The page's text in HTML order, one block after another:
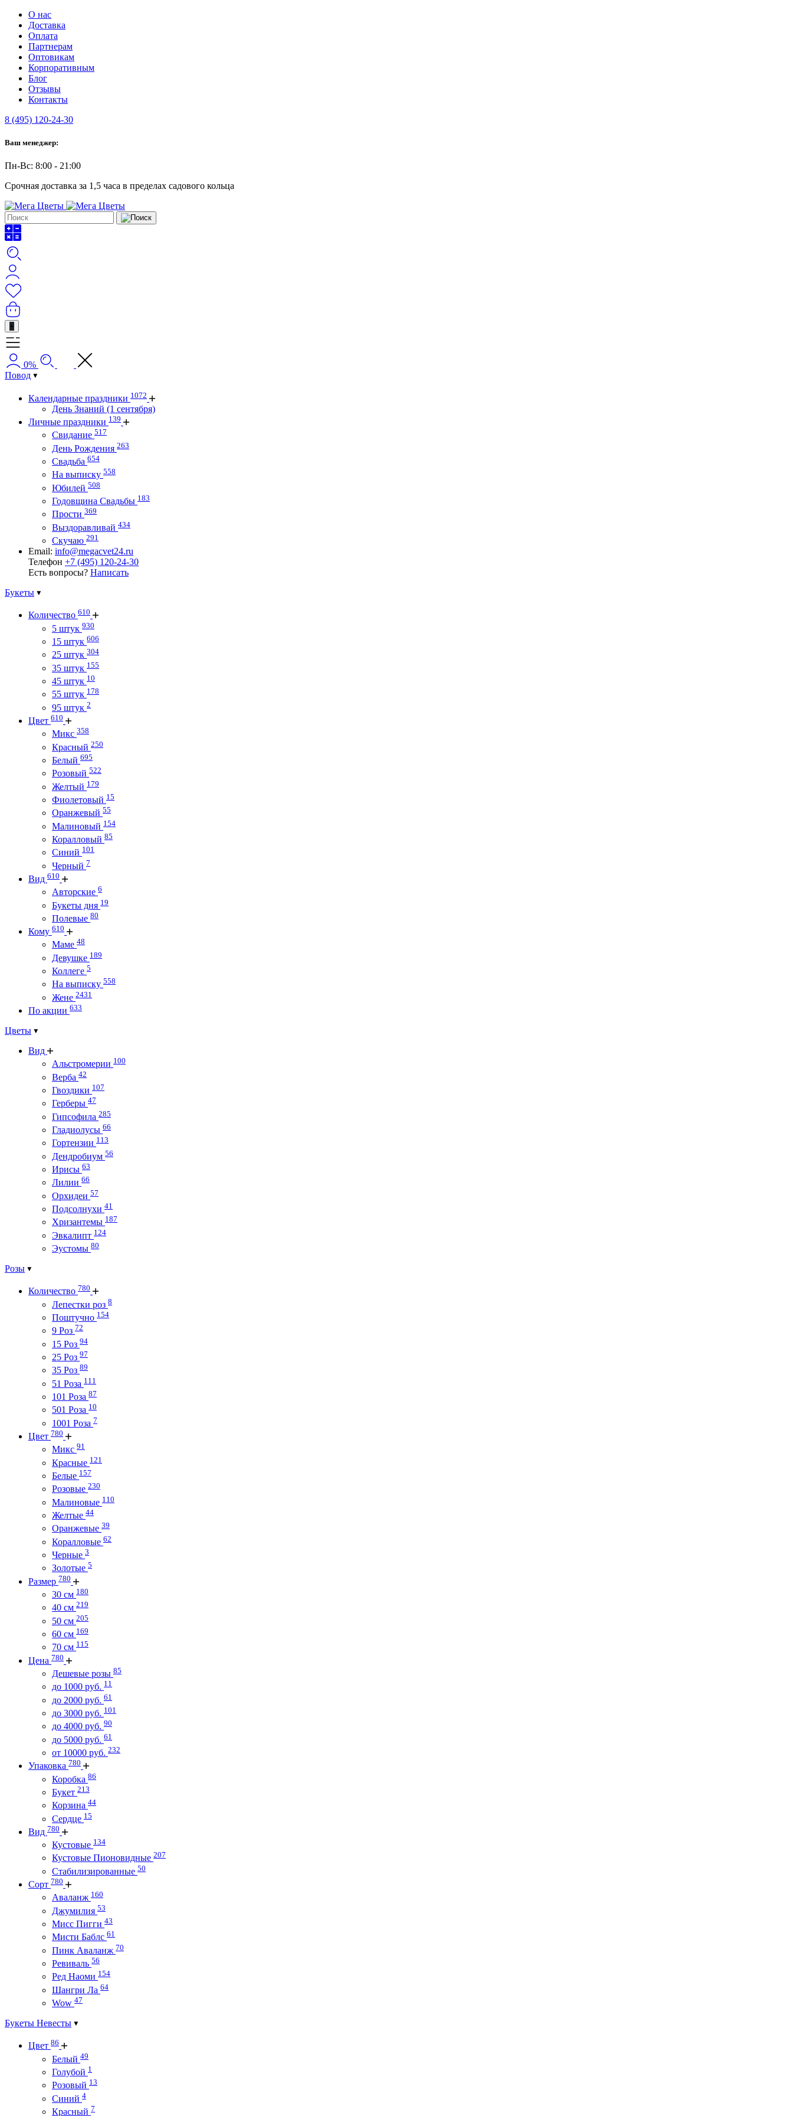
О нас
Доставка
Оплата
Партнерам
Оптовикам
Корпоративным
Блог
Отзывы
Контакты
8 (495) 120-24-30
Ваш менеджер:
Пн-Вс: 8:00 - 21:00
Срочная доставка за 1,5 часа в пределах садового кольца
+
0%
Повод
Календарные праздники 1072
День Знаний (1 сентября)
Личные праздники 139
Свидание 517
День Рождения 263
Свадьба 654
На выписку 558
Юбилей 508
Годовщина Свадьбы 183
Прости 369
Выздоравливай 434
Скучаю 291
Email: info@megacvet24.ru
Телефон +7 (495) 120-24-30
Есть вопросы? Написать
Букеты
Количество 610
5 штук 930
15 штук 606
25 штук 304
35 штук 155
45 штук 10
55 штук 178
95 штук 2
Цвет 610
Микс 358
Красный 250
Белый 695
Розовый 522
Желтый 179
Фиолетовый 15
Оранжевый 55
Малиновый 154
Коралловый 85
Синий 101
Черный 7
Вид 610
Авторские 6
Букеты дня 19
Полевые 80
Кому 610
Маме 48
Девушке 189
Коллеге 5
На выписку 558
Жене 2431
По акции 633
Цветы
Вид
Альстромерии 100
Верба 42
Гвоздики 107
Герберы 47
Гипсофила 285
Гладиолусы 66
Гортензии 113
Дендробиум 56
Ирисы 63
Лилии 66
Орхидеи 57
Подсолнухи 41
Хризантемы 187
Эвкалипт 124
Эустомы 80
Розы
Количество 780
Лепестки роз 8
Поштучно 154
9 Роз 72
15 Роз 94
25 Роз 97
35 Роз 89
51 Роза 111
101 Роза 87
501 Роза 10
1001 Роза 7
Цвет 780
Микс 91
Красные 121
Белые 157
Розовые 230
Малиновые 110
Желтые 44
Оранжевые 39
Коралловые 62
Черные 3
Золотые 5
Размер 780
30 см 180
40 см 219
50 см 205
60 см 169
70 см 115
Цена 780
Дешевые розы 85
до 1000 руб. 11
до 2000 руб. 61
до 3000 руб. 101
до 4000 руб. 90
до 5000 руб. 61
от 10000 руб. 232
Упаковка 780
Коробка 86
Букет 213
Корзина 44
Сердце 15
Вид 780
Кустовые 134
Кустовые Пионовидные 207
Стабилизированные 50
Сорт 780
Аваланж 160
Джумилия 53
Мисс Пигги 43
Мисти Баблс 61
Пинк Аваланж 70
Ревиваль 56
Ред Наоми 154
Шангри Ла 64
Wow 47
Букеты Невесты
Цвет 86
Белый 49
Голубой 1
Розовый 13
Синий 4
Красный 7